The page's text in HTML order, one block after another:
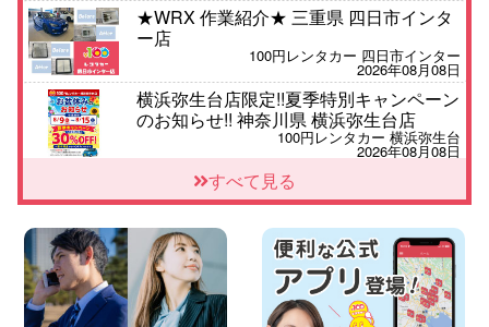
★WRX 作業紹介★ 三重県 四日市インタ
ー店
100円レンタカー 四日市インター
2026年08月08日
横浜弥生台店限定!!夏季特別キャンペーン
のお知らせ!! 神奈川県 横浜弥生台店
100円レンタカー 横浜弥生台
2026年08月08日
2026三河安城店お盆休みご連絡 愛知県
三河安城店
2026年08月08日
☆ お盆特別乗り放題プラン ☆ 埼玉県 杉
戸店
100円レンタカー 杉戸
2026年08月07日
すべて見る